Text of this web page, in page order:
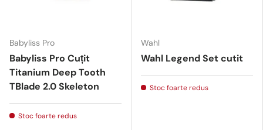
Babyliss Pro
Babyliss Pro Cuțit
Titanium Deep Tooth
TBlade 2.0 Skeleton
Stoc foarte redus
Wahl
Wahl Legend Set cutit
Stoc foarte redus